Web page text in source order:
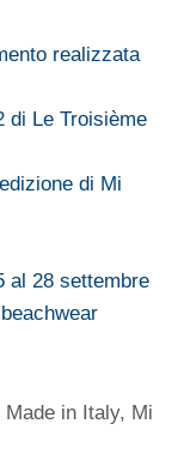
realizzata
di Le Troisième
di Mi
al 28 settembre
Made in Italy, Mi